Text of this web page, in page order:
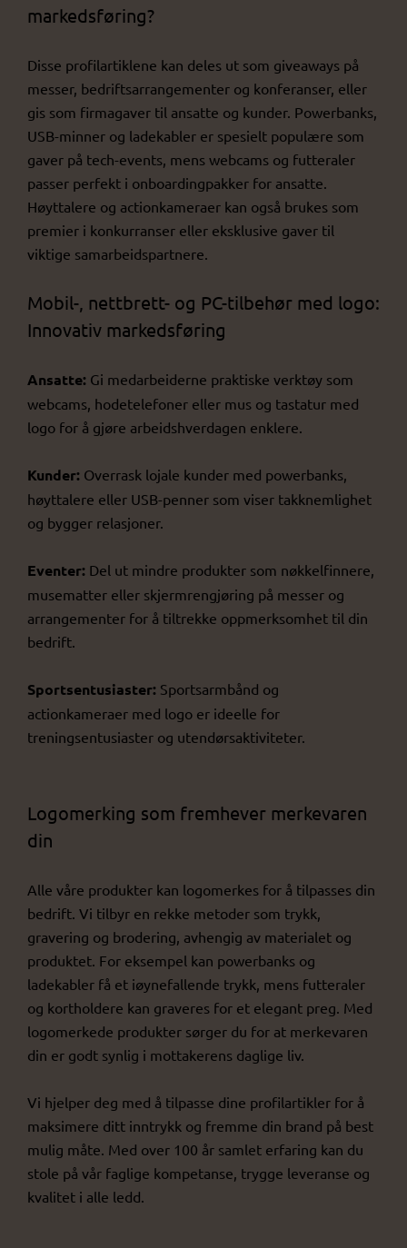
markedsføring?
Disse profilartiklene kan deles ut som giveaways på
messer, bedriftsarrangementer og konferanser, eller
gis som firmagaver til ansatte og kunder. Powerbanks,
USB-minner og ladekabler er spesielt populære som
gaver på tech-events, mens webcams og futteraler
passer perfekt i onboardingpakker for ansatte.
Høyttalere og actionkameraer kan også brukes som
premier i konkurranser eller eksklusive gaver til
viktige samarbeidspartnere.
Mobil-, nettbrett- og PC-tilbehør med logo:
Innovativ markedsføring
Ansatte: Gi medarbeiderne praktiske verktøy som
webcams, hodetelefoner eller mus og tastatur med
logo for å gjøre arbeidshverdagen enklere.
Kunder: Overrask lojale kunder med powerbanks,
høyttalere eller USB-penner som viser takknemlighet
og bygger relasjoner.
Eventer: Del ut mindre produkter som nøkkelfinnere,
musematter eller skjermrengjøring på messer og
arrangementer for å tiltrekke oppmerksomhet til din
bedrift.
Sportsentusiaster: Sportsarmbånd og
actionkameraer med logo er ideelle for
treningsentusiaster og utendørsaktiviteter.
Logomerking som fremhever merkevaren
din
Alle våre produkter kan logomerkes for å tilpasses din
bedrift. Vi tilbyr en rekke metoder som trykk,
gravering og brodering, avhengig av materialet og
produktet. For eksempel kan powerbanks og
ladekabler få et iøynefallende trykk, mens futteraler
og kortholdere kan graveres for et elegant preg. Med
logomerkede produkter sørger du for at merkevaren
din er godt synlig i mottakerens daglige liv.
Vi hjelper deg med å tilpasse dine profilartikler for å
maksimere ditt inntrykk og fremme din brand på best
mulig måte. Med over 100 år samlet erfaring kan du
stole på vår faglige kompetanse, trygge leveranse og
kvalitet i alle ledd.